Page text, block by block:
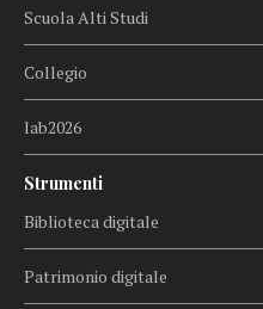
Scuola Alti Studi
Collegio
lab2026
Strumenti
Biblioteca digitale
Patrimonio digitale